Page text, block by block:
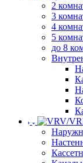
2
3
4
5
до 8